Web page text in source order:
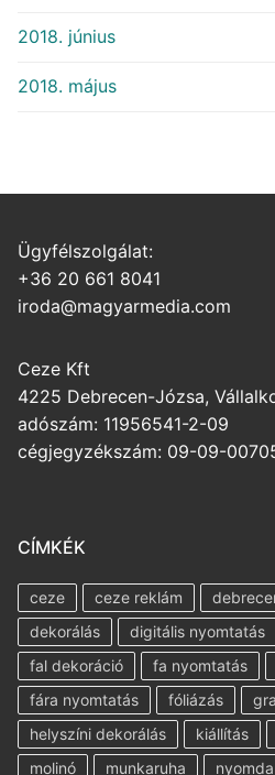
2018. június
2018. május
Ügyfélszolgálat:
+36 20 661 8041
iroda@magyarmedia.com
Ceze Kft
4225 Debrecen-Józsa,
adószám: 11956541-2-09
cégjegyzékszám: 09-09-
CÍMKÉK
ceze ceze reklám
dekorálás
digitális nyomtatás
fal dekoráció
fa nyomtatás
fára nyomtatás
fóliázás
helyszíni dekorálás
kiállítás
molinó
munkaruha nyomda